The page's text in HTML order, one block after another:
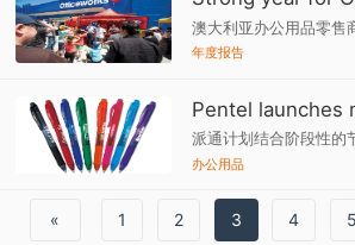
年度报告
办公用品
« 1 2 3 4 5